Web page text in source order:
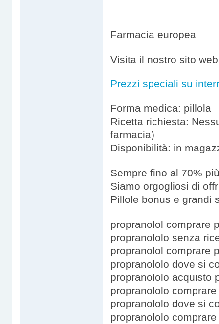
Farmacia europea
Visita il nostro sito
Prezzi speciali su
Forma medica: pillola
Ricetta richiesta:
farmacia)
Disponibilità: in
Sempre fino al 70%
Siamo orgogliosi di
Pillole bonus e grandi
propranolol comprare
propranololo senza
propranolol comprare
propranololo dove si
propranololo acquisto
propranololo
propranololo dove si
propranololo